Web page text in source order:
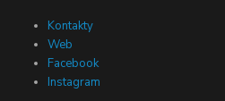
Kontakty
Web
Facebook
Instagram